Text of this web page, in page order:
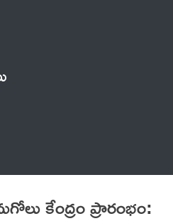
కేంద్రం ప్రారంభం: